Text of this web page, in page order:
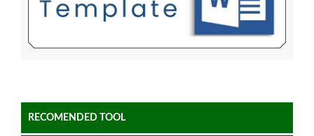
RECOMENDED TOOL